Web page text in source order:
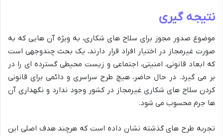
نتیجه گیری
موضوع صدور مجوز برای سلاح های شکاری، به ویژه آن هایی که به
صورت غیرمجاز در اختیار افراد قرار دارند، یک بحث چندوجهی است
که ابعاد قانونی، امنیتی، اجتماعی و زیست محیطی گسترده ای را در
بر می گیرد. در حال حاضر، هیچ طرح سراسری و دائمی برای قانونی
کردن سلاح های شکاری غیرمجاز در کشور وجود ندارد و نگهداری آن
ها جرم محسوب می شود.
تجربه طرح های گذشته نشان داده است که هرچند هدف اصلی این